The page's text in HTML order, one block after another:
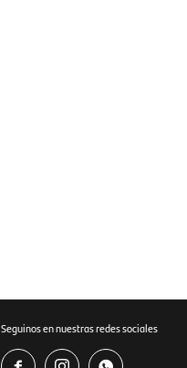
Seguinos en nuestras redes sociales